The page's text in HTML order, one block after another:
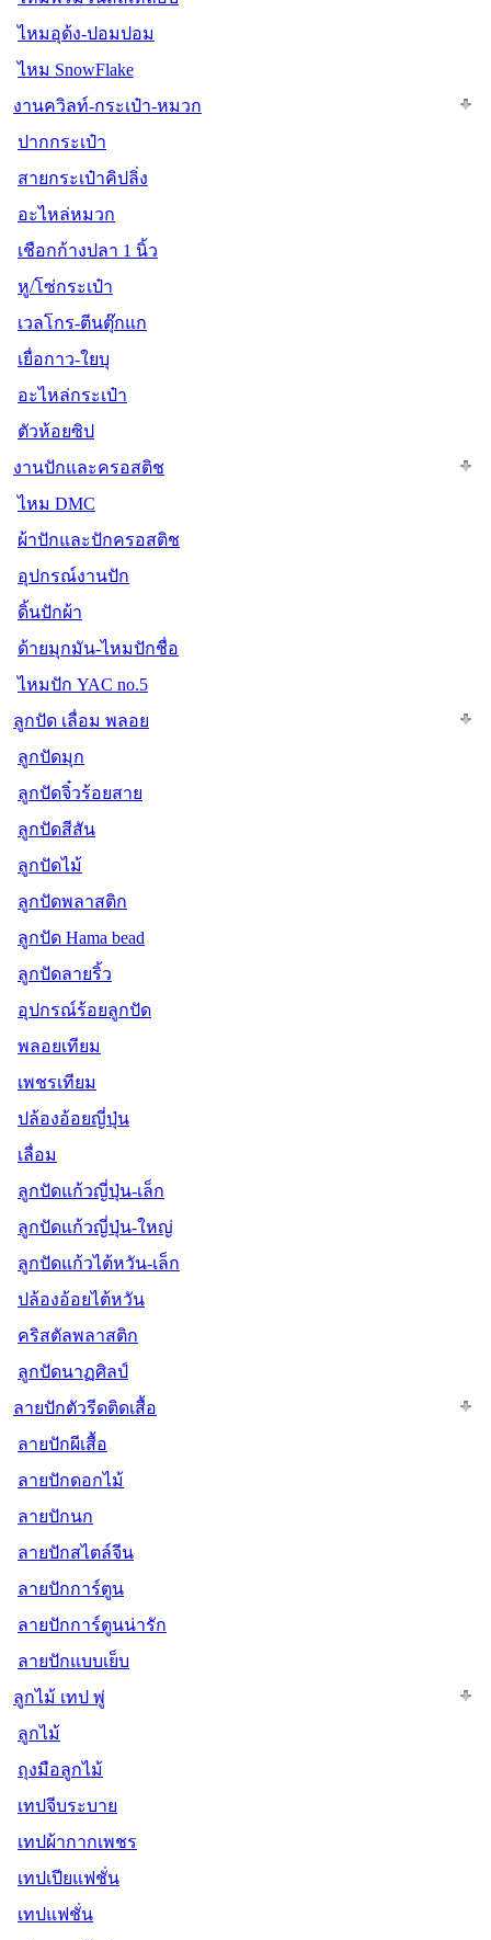
ไหมอุด้ง-ปอมปอม
ไหม SnowFlake
งานควิลท์-กระเป๋า-หมวก
ปากกระเป๋า
สายกระเป๋าคิปลิ่ง
อะไหล่หมวก
เชือกก้างปลา 1 นิ้ว
หู/โซ่กระเป๋า
เวลโกร-ตีนตุ๊กแก
เยื่อกาว-ใยบุ
อะไหล่กระเป๋า
ตัวห้อยซิป
งานปักและครอสติช
ไหม DMC
ผ้าปักและปักครอสติช
อุปกรณ์งานปัก
ดิ้นปักผ้า
ด้ายมุกมัน-ไหมปักชื่อ
ไหมปัก YAC no.5
ลูกปัด เลื่อม พลอย
ลูกปัดมุก
ลูกปัดจิ๋วร้อยสาย
ลูกปัดสีสัน
ลูกปัดไม้
ลูกปัดพลาสติก
ลูกปัด Hama bead
ลูกปัดลายริ้ว
อุปกรณ์ร้อยลูกปัด
พลอยเทียม
เพชรเทียม
ปล้องอ้อยญี่ปุ่น
เลื่อม
ลูกปัดแก้วญี่ปุ่น-เล็ก
ลูกปัดแก้วญี่ปุ่น-ใหญ่
ลูกปัดแก้วไต้หวัน-เล็ก
ปล้องอ้อยไต้หวัน
คริสตัลพลาสติก
ลูกปัดนาฏศิลป์
ลายปักตัวรีดติดเสื้อ
ลายปักผีเสื้อ
ลายปักดอกไม้
ลายปักนก
ลายปักสไตล์จีน
ลายปักการ์ตูน
ลายปักการ์ตูนน่ารัก
ลายปักแบบเย็บ
ลูกไม้ เทป พู่
ลูกไม้
ถุงมือลูกไม้
เทปจีบระบาย
เทปผ้ากากเพชร
เทปเปียแฟชั่น
เทปแฟชั่น